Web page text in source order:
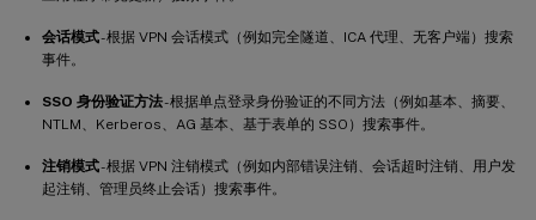
会话模式- 根据 VPN 会话模式（例如完全隧道、ICA 代理、无客户端）搜索
事件。
SSO 身份验证方法- 根据单点登录身份验证的不同方法（例如基本、摘要、
NTLM、Kerberos、AG 基本、基于表单的 SSO）搜索事件。
注销模式- 根据 VPN 注销模式（例如内部错误注销、会话超时注销、用户发
起注销、管理员终止会话）搜索事件。